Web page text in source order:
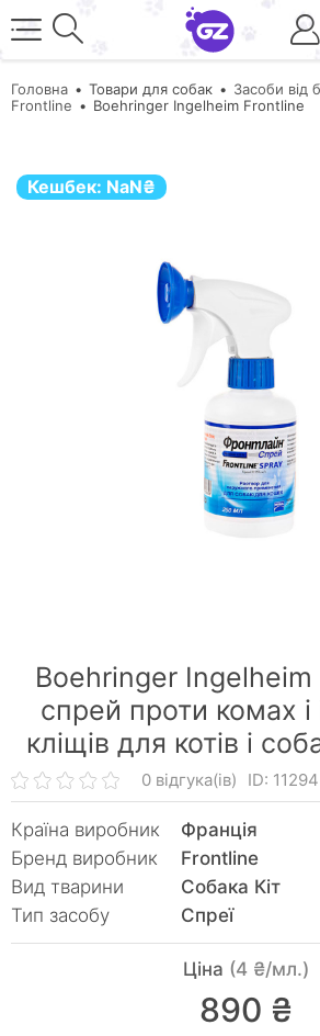
Головна Товари для собак
Засоби від
Frontline
Boehringer Ingelheim Frontline
Кешбек: NaN₴
Boehringer
спрей проти комах і
кліщів для котів і
0 відгука(ів) ID: 11294
Країна виробник
Франція
Бренд виробник
Frontline
Вид тварини
Собака Кiт
Тип засобу
Спреї
Ціна (4 ₴/мл.)
890 ₴